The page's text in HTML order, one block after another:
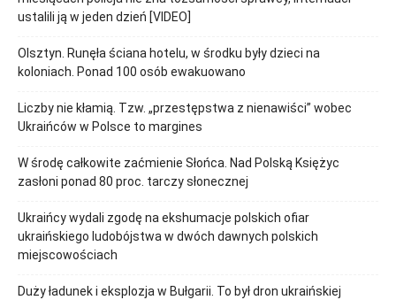
ustalili ją w jeden dzień [VIDEO]
Olsztyn. Runęła ściana hotelu, w środku były dzieci na
koloniach. Ponad 100 osób ewakuowano
Liczby nie kłamią. Tzw. „przestępstwa z nienawiści” wobec
Ukraińców w Polsce to margines
W środę całkowite zaćmienie Słońca. Nad Polską Księżyc
zasłoni ponad 80 proc. tarczy słonecznej
Ukraińcy wydali zgodę na ekshumacje polskich ofiar
ukraińskiego ludobójstwa w dwóch dawnych polskich
miejscowościach
Duży ładunek i eksplozja w Bułgarii. To był dron ukraińskiej